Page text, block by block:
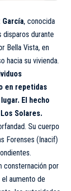
García, conocida
durante
Bella Vista, en
hacia su vivienda.
en repetidas
El hecho
Solares.
Su cuerpo
Forenses (Inacif)
consternación por
aumento de